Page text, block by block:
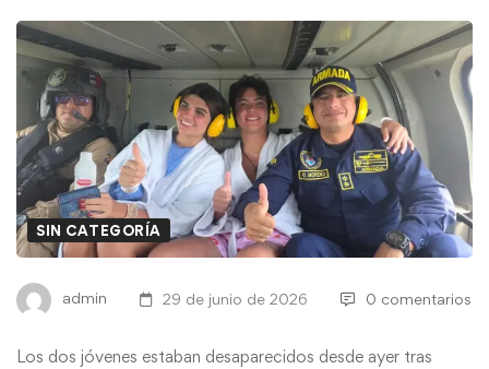
SIN CATEGORÍA
admin 29 de junio de 2026 0 comentarios
Los dos jóvenes estaban desaparecidos desde ayer tras